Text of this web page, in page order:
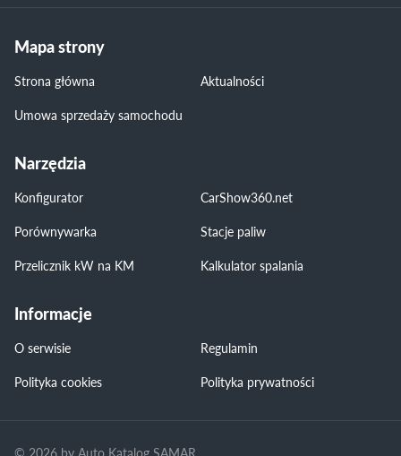
Mapa strony
Strona główna
Aktualności
Umowa sprzedaży samochodu
Narzędzia
Konfigurator
CarShow360.net
Porównywarka
Stacje paliw
Przelicznik kW na KM
Kalkulator spalania
Informacje
O serwisie
Regulamin
Polityka cookies
Polityka prywatności
© 2026 by Auto Katalog SAMAR